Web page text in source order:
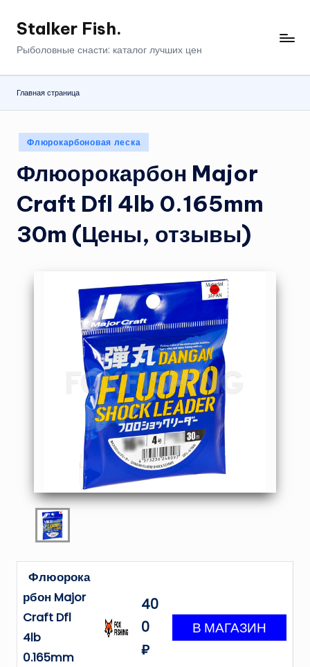
Перейти
Stalker Fish.
Рыболовные снасти: каталог лучших цен
Главная страница
Опубликовано
в
Флюрокарбоновая леска
Флюорокарбон Major
Craft Dfl 4lb 0.165mm
30m (Цены, отзывы)
Флюорока
рбон Major
Craft Dfl
4lb
0.165mm
40
0
₽